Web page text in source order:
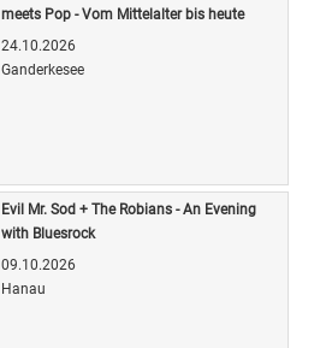
meets Pop - Vom Mittelalter bis heute
24.10.2026
Ganderkesee
Evil Mr. Sod + The Robians - An Evening
with Bluesrock
09.10.2026
Hanau